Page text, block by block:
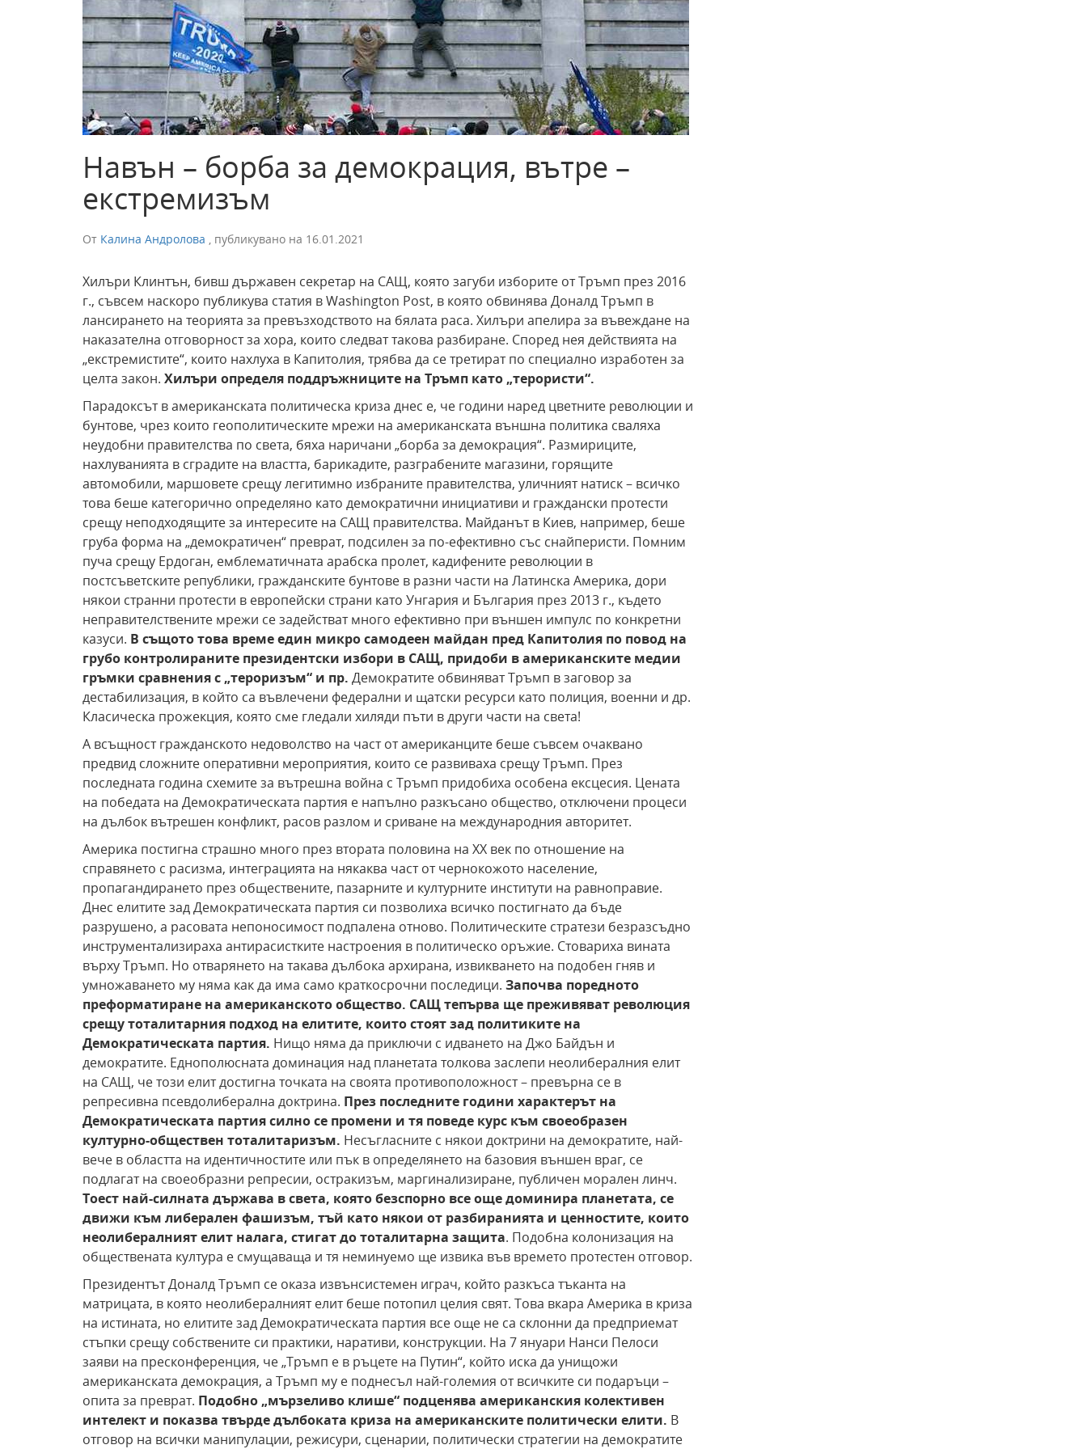
Навън – борба за демокрация, вътре –
екстремизъм
От Калина Андролова , публикувано на 16.01.2021
Хилъри Клинтън, бивш държавен секретар на САЩ, която загуби изборите от Тръмп през 2016
г., съвсем наскоро публикува статия в Washington Post, в която обвинява Доналд Тръмп в
лансирането на теорията за превъзходството на бялата раса. Хилъри апелира за въвеждане на
наказателна отговорност за хора, които следват такова разбиране. Според нея действията на
„екстремистите“, които нахлуха в Капитолия, трябва да се третират по специално изработен за
целта закон. Хилъри определя поддръжниците на Тръмп като „терористи“.
Парадоксът в американската политическа криза днес е, че години наред цветните революции и
бунтове, чрез които геополитическите мрежи на американската външна политика сваляха
неудобни правителства по света, бяха наричани „борба за демокрация“. Размириците,
нахлуванията в сградите на властта, барикадите, разграбените магазини, горящите
автомобили, маршовете срещу легитимно избраните правителства, уличният натиск – всичко
това беше категорично определяно като демократични инициативи и граждански протести
срещу неподходящите за интересите на САЩ правителства. Майданът в Киев, например, беше
груба форма на „демократичен“ преврат, подсилен за по-ефективно със снайперисти. Помним
пуча срещу Ердоган, емблематичната арабска пролет, кадифените революции в
постсъветските републики, гражданските бунтове в разни части на Латинска Америка, дори
някои странни протести в европейски страни като Унгария и България през 2013 г., където
неправителствените мрежи се задействат много ефективно при външен импулс по конкретни
казуси. В същото това време един микро самодеен майдан пред Капитолия по повод на
грубо контролираните президентски избори в САЩ, придоби в американските медии
гръмки сравнения с „тероризъм“ и пр. Демократите обвиняват Тръмп в заговор за
дестабилизация, в който са въвлечени федерални и щатски ресурси като полиция, военни и др.
Класическа прожекция, която сме гледали хиляди пъти в други части на света!
А всъщност гражданското недоволство на част от американците беше съвсем очаквано
предвид сложните оперативни мероприятия, които се развиваха срещу Тръмп. През
последната година схемите за вътрешна война с Тръмп придобиха особена ексцесия. Цената
на победата на Демократическата партия е напълно разкъсано общество, отключени процеси
на дълбок вътрешен конфликт, расов разлом и сриване на международния авторитет.
Америка постигна страшно много през втората половина на XX век по отношение на
справянето с расизма, интеграцията на някаква част от чернокожото население,
пропагандирането през обществените, пазарните и културните институти на равноправие.
Днес елитите зад Демократическата партия си позволиха всичко постигнато да бъде
разрушено, а расовата непоносимост подпалена отново. Политическите стратези безразсъдно
инструментализираха антирасистките настроения в политическо оръжие. Стовариха вината
върху Тръмп. Но отварянето на такава дълбока архирана, извикването на подобен гняв и
умножаването му няма как да има само краткосрочни последици. Започва поредното
преформатиране на американското общество. САЩ тепърва ще преживяват революция
срещу тоталитарния подход на елитите, които стоят зад политиките на
Демократическата партия. Нищо няма да приключи с идването на Джо Байдън и
демократите. Еднополюсната доминация над планетата толкова заслепи неолибералния елит
на САЩ, че този елит достигна точката на своята противоположност – превърна се в
репресивна псевдолиберална доктрина. През последните години характерът на
Демократическата партия силно се промени и тя поведе курс към своеобразен
културно-обществен тоталитаризъм. Несъгласните с някои доктрини на демократите, най-
вече в областта на идентичностите или пък в определянето на базовия външен враг, се
подлагат на своеобразни репресии, остракизъм, маргинализиране, публичен морален линч.
Тоест най-силната държава в света, която безспорно все още доминира планетата, се
движи към либерален фашизъм, тъй като някои от разбиранията и ценностите, които
неолибералният елит налага, стигат до тоталитарна защита. Подобна колонизация на
обществената култура е смущаваща и тя неминуемо ще извика във времето протестен отговор.
Президентът Доналд Тръмп се оказа извънсистемен играч, който разкъса тъканта на
матрицата, в която неолибералният елит беше потопил целия свят. Това вкара Америка в криза
на истината, но елитите зад Демократическата партия все още не са склонни да предприемат
стъпки срещу собствените си практики, наративи, конструкции. На 7 януари Нанси Пелоси
заяви на пресконференция, че „Тръмп е в ръцете на Путин“, който иска да унищожи
американската демокрация, а Тръмп му е поднесъл най-големия от всичките си подаръци –
опита за преврат. Подобно „мързеливо клише“ подценява американския колективен
интелект и показва твърде дълбоката криза на американските политически елити. В
отговор на всички манипулации, режисури, сценарии, политически стратегии на демократите